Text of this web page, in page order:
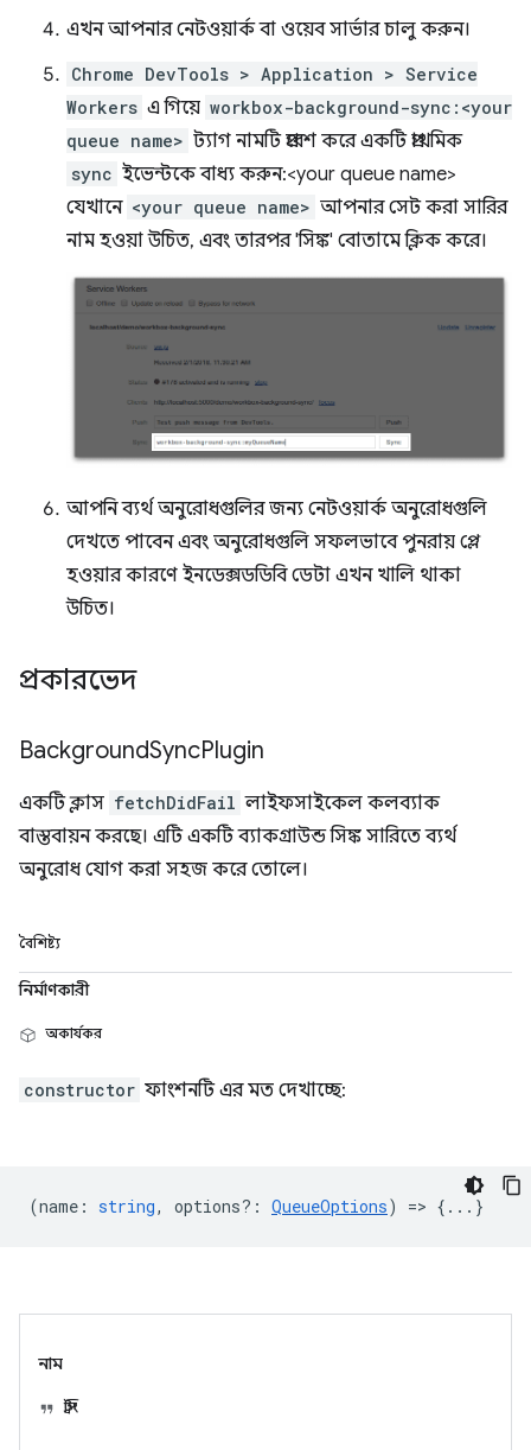
এখন আপনার নেটওয়ার্ক বা ওয়েব সার্ভার চালু করুন।
Chrome DevTools > Application > Service
Workers এ গিয়ে workbox-background-sync:<your
queue name> ট্যাগ নামটি প্রবেশ করে একটি প্রাথমিক
sync ইভেন্টকে বাধ্য করুন:<your queue name>
যেখানে <your queue name> আপনার সেট করা সারির
নাম হওয়া উচিত, এবং তারপর 'সিঙ্ক' বোতামে ক্লিক করে।
আপনি ব্যর্থ অনুরোধগুলির জন্য নেটওয়ার্ক অনুরোধগুলি
দেখতে পাবেন এবং অনুরোধগুলি সফলভাবে পুনরায় প্লে
হওয়ার কারণে ইনডেক্সডডিবি ডেটা এখন খালি থাকা
উচিত।
প্রকারভেদ
BackgroundSyncPlugin
একটি ক্লাস fetchDidFail লাইফসাইকেল কলব্যাক
বাস্তবায়ন করছে। এটি একটি ব্যাকগ্রাউন্ড সিঙ্ক সারিতে ব্যর্থ
অনুরোধ যোগ করা সহজ করে তোলে।
বৈশিষ্ট্য
নির্মাণকারী
অকার্যকর
constructor ফাংশনটি এর মত দেখাচ্ছে:
(name : string, options? : QueueOptions) => {...}
নাম
স্ট্রিং